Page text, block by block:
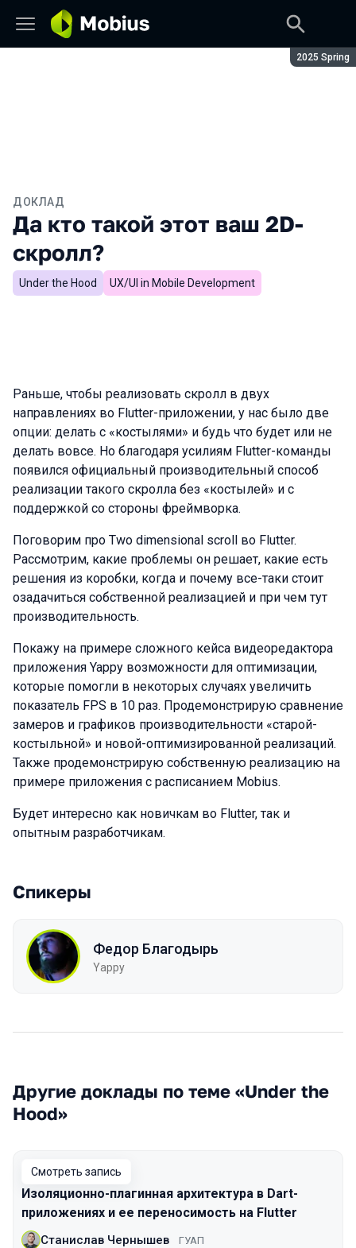
Сезон:
2025 Spring
ДОКЛАД
Да кто такой этот ваш 2D-
скролл?
Under the Hood UX/UI in Mobile Development
Раньше, чтобы реализовать скролл в двух
направлениях во Flutter-приложении, у нас было две
опции: делать с «костылями» и будь что будет или не
делать вовсе. Но благодаря усилиям Flutter-команды
появился официальный производительный способ
реализации такого скролла без «костылей» и с
поддержкой со стороны фреймворка.
Поговорим про Two dimensional scroll во Flutter.
Рассмотрим, какие проблемы он решает, какие есть
решения из коробки, когда и почему все-таки стоит
озадачиться собственной реализацией и при чем тут
производительность.
Покажу на примере сложного кейса видеоредактора
приложения Yappy возможности для оптимизации,
которые помогли в некоторых случаях увеличить
показатель FPS в 10 раз. Продемонстрирую сравнение
замеров и графиков производительности «старой-
костыльной» и новой-оптимизированной реализаций.
Также продемонстрирую собственную реализацию на
примере приложения с расписанием Mobius.
Будет интересно как новичкам во Flutter, так и
опытным разработчикам.
Спикеры
Федор Благодырь
Yappy
Другие доклады по теме «Under the
Hood»
Смотреть запись
Изоляционно-плагинная архитектура в Dart-
приложениях и ее переносимость на Flutter
Станислав Чернышев ГУАП